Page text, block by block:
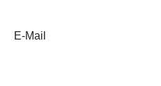
E-Mail